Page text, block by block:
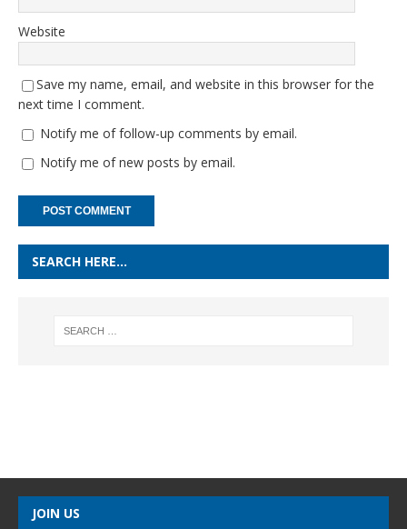
Website
Save my name, email, and website in this browser for the
next time I comment.
Notify me of follow-up comments by email.
Notify me of new posts by email.
SEARCH HERE…
JOIN US